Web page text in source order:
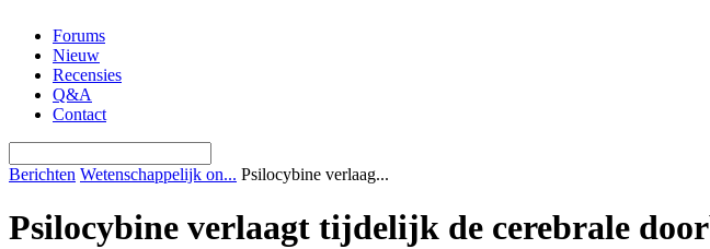
naar
inhoud
Forums
Nieuw
Recensies
Q&A
Contact
Berichten Wetenschappelijk on... Psilocybine verlaag...
Psilocybine verlaagt tijdelijk de cerebrale